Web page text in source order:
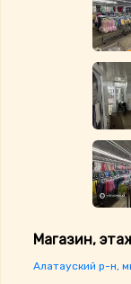
Магазин,
Алатауский р-н,